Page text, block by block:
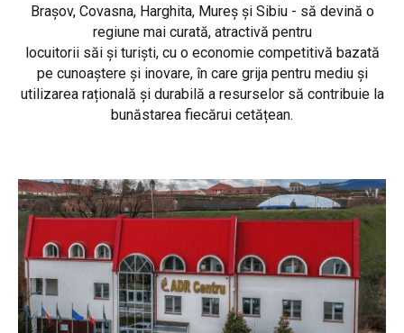
Brașov, Covasna, Harghita, Mureș și Sibiu - să devină o
regiune mai curată, atractivă pentru
locuitorii săi și turiști, cu o economie competitivă bazată
pe cunoaștere și inovare, în care grija pentru mediu și
utilizarea rațională și durabilă a resurselor să contribuie la
bunăstarea fiecărui cetățean.